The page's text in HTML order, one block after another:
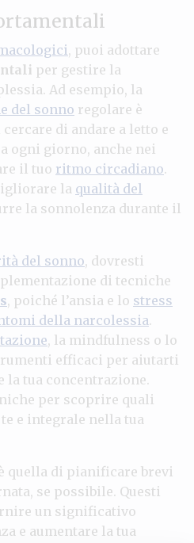
, puoi adottare
per gestire la
Ad esempio, la
del sonno regolare è
di andare a letto e
ogni giorno, anche nei
il tuo ritmo circadiano.
la qualità del
la sonnolenza durante il
del sonno, dovresti
di tecniche
, poiché l’ansia e lo stress
della narcolessia.
, la mindfulness o lo
efficaci per aiutarti
tua concentrazione.
per scoprire quali
e integrale nella tua
quella di pianificare brevi
se possibile. Questi
un significativo
e aumentare la tua